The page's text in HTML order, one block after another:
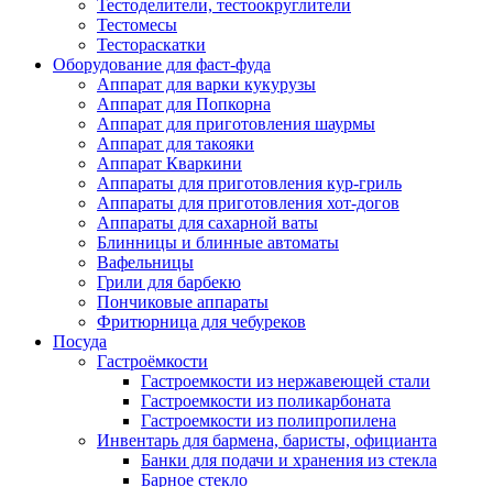
Тестоделители, тестоокруглители
Тестомесы
Тестораскатки
Оборудование для фаст-фуда
Аппарат для варки кукурузы
Аппарат для Попкорна
Аппарат для приготовления шаурмы
Аппарат для такояки
Аппарат Кваркини
Аппараты для приготовления кур-гриль
Аппараты для приготовления хот-догов
Аппараты для сахарной ваты
Блинницы и блинные автоматы
Вафельницы
Грили для барбекю
Пончиковые аппараты
Фритюрница для чебуреков
Посуда
Гастроёмкости
Гастроемкости из нержавеющей стали
Гастроемкости из поликарбоната
Гастроемкости из полипропилена
Инвентарь для бармена, баристы, официанта
Банки для подачи и хранения из стекла
Барное стекло